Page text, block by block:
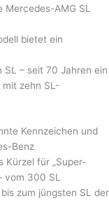
AMG SL
bietet ein
SL – seit 70 Jahren ein
zehn SL-
Kennzeichen und
Benz
Kürzel für „Super-
vom 300 SL
zum jüngsten SL der